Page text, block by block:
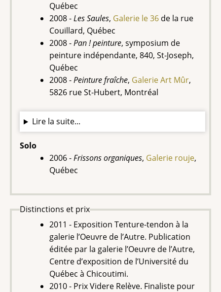
Québec
2008 -Les Saules, Galerie le 36 de la rue
Couillard, Québec
2008 -Pan ! peinture, symposium de
peinture indépendante, 840, St-Joseph,
Québec
2008 -Peinture fraîche, Galerie Art Mûr,
5826 rue St-Hubert, Montréal
Lire la suite...
Solo
2006 -Frissons organiques, Galerie rouje,
Québec
Distinctions et prix
2011 - Exposition Tenture-tendon à la
galerie l’Oeuvre de l’Autre. Publication
éditée par la galerie l’Oeuvre de l’Autre,
Centre d’exposition de l’Université du
Québec à Chicoutimi.
2010 - Prix Videre Relève. Finaliste pour